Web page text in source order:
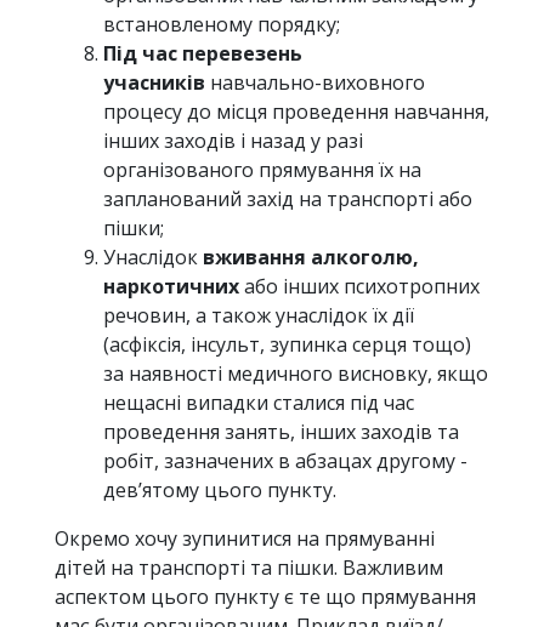
встановленому порядку;
Пiд час перевезень
учасників навчально-виховного
процесу до мiсця проведення навчання,
інших заходiв i назад у разі
органiзованого прямування їх на
запланований захiд на транспортi або
пiшки;
Унаслідок вживання алкоголю,
наркотичнихабо інших психотропних
речовин, а також унаслідок їх дії
(асфіксія, інсульт, зупинка серця тощо)
за наявності медичного висновку, якщо
нещасні випадки сталися під час
проведення занять, інших заходів та
робіт, зазначених в абзацах другому -
дев’ятому цього пункту.
Окремо хочу зупинитися на прямуванні
дітей на транспорті та пішки. Важливим
аспектом цього пункту є те що прямування